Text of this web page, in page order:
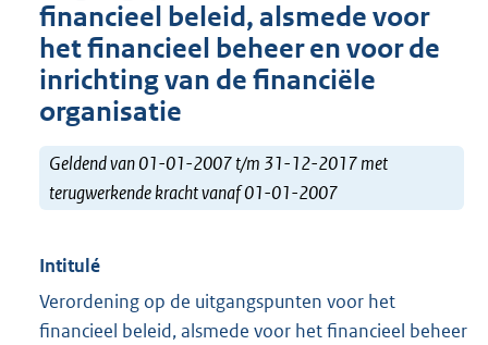
financieel beleid, alsmede voor
het financieel beheer en voor de
inrichting van de financiële
organisatie
Geldend van 01-01-2007 t/m 31-12-2017 met
terugwerkende kracht vanaf 01-01-2007
Intitulé
Verordening op de uitgangspunten voor het
financieel beleid, alsmede voor het financieel beheer